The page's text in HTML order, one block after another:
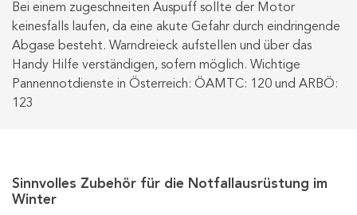
Bei einem zugeschneiten Auspuff sollte der Motor
keinesfalls laufen, da eine akute Gefahr durch eindringende
Abgase besteht. Warndreieck aufstellen und über das
Handy Hilfe verständigen, sofern möglich. Wichtige
Pannennotdienste in Österreich: ÖAMTC: 120 und ARBÖ:
123
Sinnvolles Zubehör für die Notfallausrüstung im
Winter